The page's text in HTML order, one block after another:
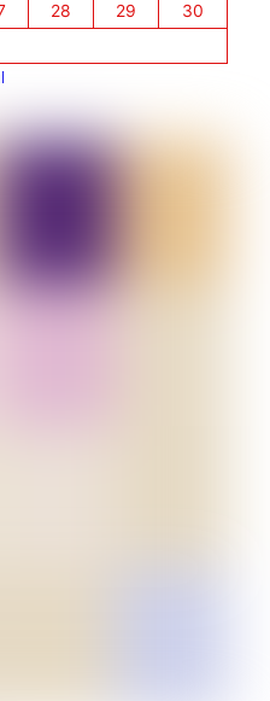
28 29
30